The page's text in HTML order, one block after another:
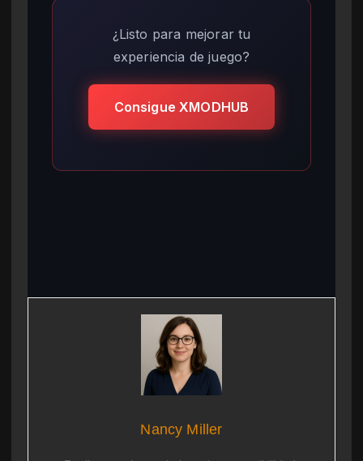
¿Listo para mejorar tu
experiencia de juego?
Consigue XMODHUB
Nancy Miller